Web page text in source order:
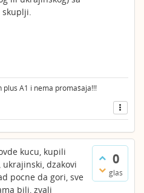
skuplji.
plus A1 i nema promašaja!!!
0
glas
kucu, kupili
dzakovi
pocne da gori, sve
bili, zvali